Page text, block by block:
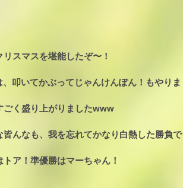
スマスを堪能したぞ〜！
叩いてかぶってじゃんけんぽん！もやり
ごく盛り上がりましたwww
皆んなも、我を忘れてかなり白熱した勝負
ア！準優勝はマーちゃん！